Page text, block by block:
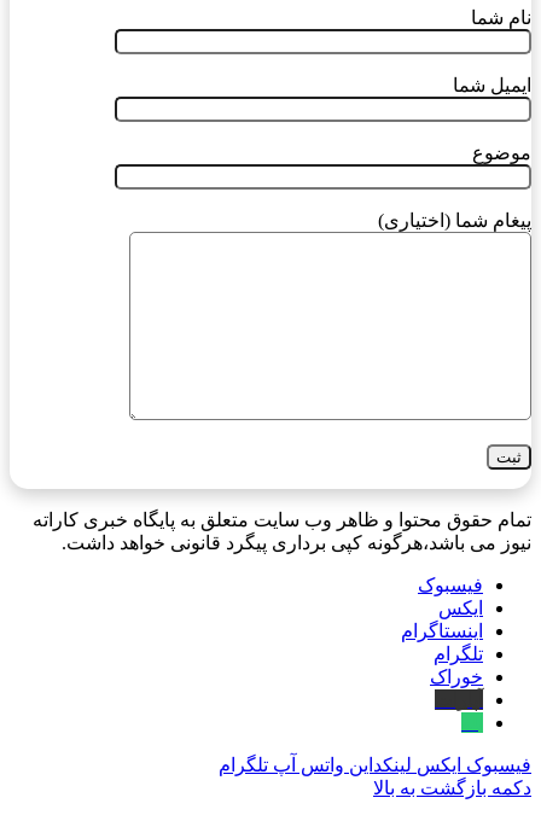
نام شما
ایمیل شما
موضوع
پیغام شما (اختیاری)
تمام حقوق محتوا و ظاهر وب سایت متعلق به پایگاه خبری کاراته
نیوز می باشد،هرگونه کپی برداری پیگرد قانونی خواهد داشت.
فیسبوک
ایکس
اینستاگرام
تلگرام
خوراک
فیسبوک ایکس لینکداین واتس آپ تلگرام
دکمه بازگشت به بالا